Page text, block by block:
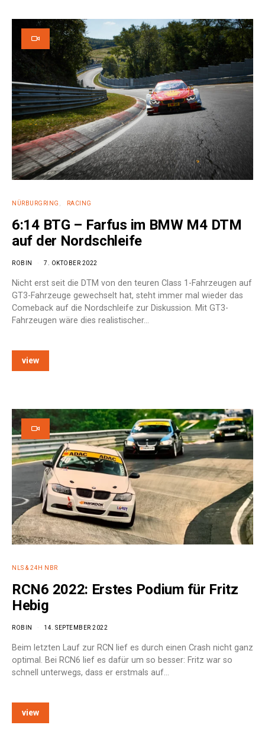
NÜRBURGRING RACING
6:14 BTG – Farfus im BMW M4 DTM
auf der Nordschleife
ROBIN 7. OKTOBER 2022
Nicht erst seit die DTM von den teuren Class 1-Fahrzeugen auf
GT3-Fahrzeuge gewechselt hat, steht immer mal wieder das
Comeback auf die Nordschleife zur Diskussion. Mit GT3-
Fahrzeugen wäre dies realistischer…
view
NLS & 24H NBR
RCN6 2022: Erstes Podium für Fritz
Hebig
ROBIN 14. SEPTEMBER 2022
Beim letzten Lauf zur RCN lief es durch einen Crash nicht ganz
optimal. Bei RCN6 lief es dafür um so besser: Fritz war so
schnell unterwegs, dass er erstmals auf…
view